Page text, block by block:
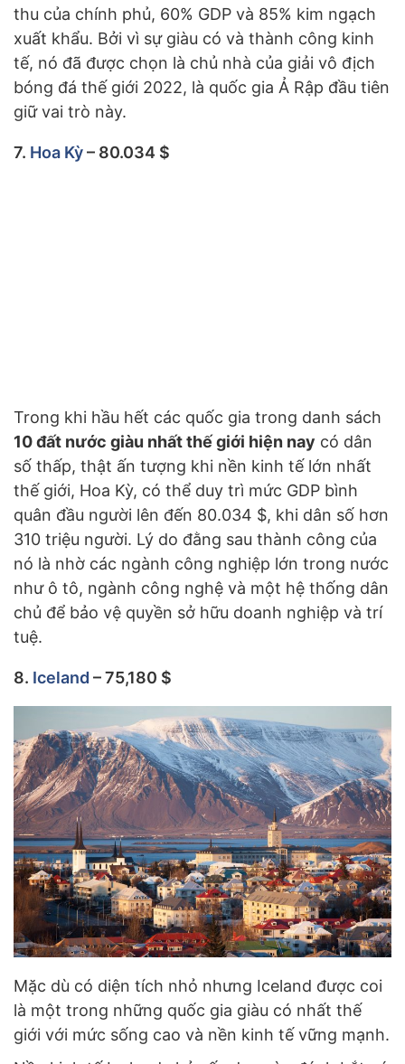
thu của chính phủ, 60% GDP và 85% kim ngạch
xuất khẩu. Bởi vì sự giàu có và thành công kinh
tế, nó đã được chọn là chủ nhà của giải vô địch
bóng đá thế giới 2022, là quốc gia Ả Rập đầu tiên
giữ vai trò này.
7. Hoa Kỳ– 80.034 $
Trong khi hầu hết các quốc gia trong danh sách
10 đất nước giàu nhất thế giới hiện nay có dân
số thấp, thật ấn tượng khi nền kinh tế lớn nhất
thế giới, Hoa Kỳ, có thể duy trì mức GDP bình
quân đầu người lên đến 80.034 $, khi dân số hơn
310 triệu người. Lý do đằng sau thành công của
nó là nhờ các ngành công nghiệp lớn trong nước
như ô tô, ngành công nghệ và một hệ thống dân
chủ để bảo vệ quyền sở hữu doanh nghiệp và trí
tuệ.
8. Iceland – 75,180 $
Mặc dù có diện tích nhỏ nhưng Iceland được coi
là một trong những quốc gia giàu có nhất thế
giới với mức sống cao và nền kinh tế vững mạnh.